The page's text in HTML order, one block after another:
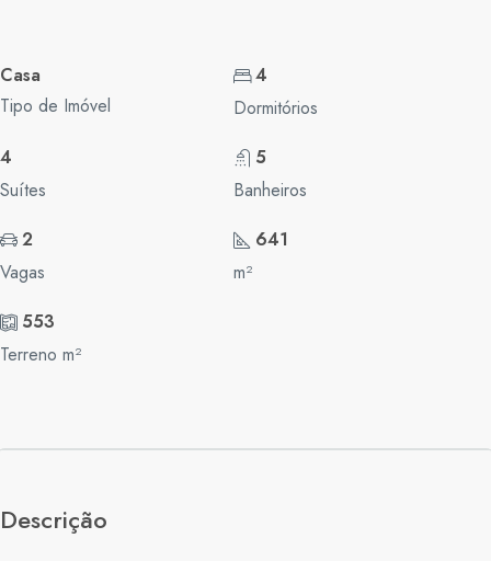
Casa
Tipo de Imóvel
4
Dormitórios
4
Suítes
5
Banheiros
2
Vagas
641
m²
553
Terreno m²
Descrição